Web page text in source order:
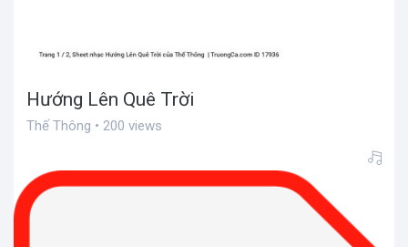
Hướng Lên Quê Trời
Thế Thông • 200 views